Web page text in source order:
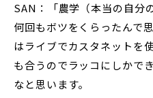
SAN：「農学（本当の自分
何回もボツをくらったんで
はライブでカスタネットを
も合うのでラッコにしかで
なと思います。